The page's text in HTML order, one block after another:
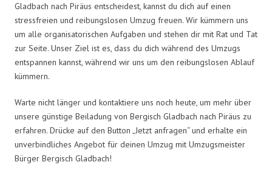
Gladbach nach Piräus entscheidest, kannst du dich auf einen
stressfreien und reibungslosen Umzug freuen. Wir kümmern uns
um alle organisatorischen Aufgaben und stehen dir mit Rat und Tat
zur Seite. Unser Ziel ist es, dass du dich während des Umzugs
entspannen kannst, während wir uns um den reibungslosen Ablauf
kümmern.
Warte nicht länger und kontaktiere uns noch heute, um mehr über
unsere günstige Beiladung von Bergisch Gladbach nach Piräus zu
erfahren. Drücke auf den Button „Jetzt anfragen“ und erhalte ein
unverbindliches Angebot für deinen Umzug mit Umzugsmeister
Bürger Bergisch Gladbach!